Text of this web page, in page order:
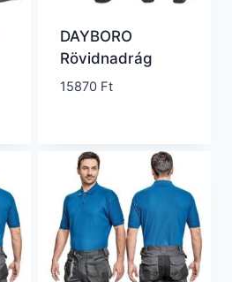
DAYBORO
Rövidnadrág
15870 Ft